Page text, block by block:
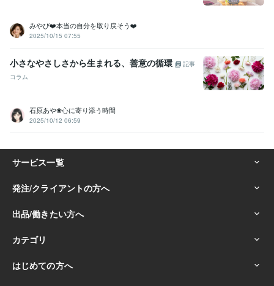
みやび❤️本当の自分を取り戻そう❤️
2025/10/15 07:55
小さなやさしさから生まれる、善意の循環
記事
コラム
石原あや❀心に寄り添う時間
2025/10/12 06:59